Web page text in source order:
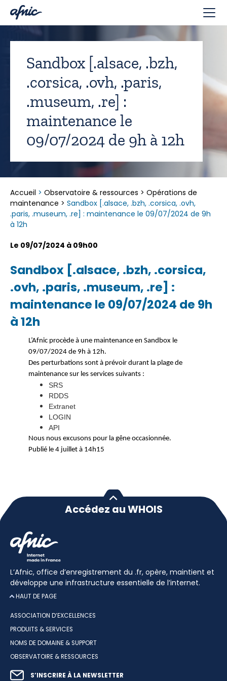
Sandbox [.alsace, .bzh,
.corsica, .ovh, .paris,
.museum, .re] :
maintenance le
09/07/2024 de 9h à 12h
Accueil > Observatoire & ressources > Opérations de
maintenance > Sandbox [.alsace, .bzh, .corsica, .ovh,
.paris, .museum, .re] : maintenance le 09/07/2024 de 9h
à 12h
Le 09/07/2024 à 09h00
Sandbox [.alsace, .bzh, .corsica,
.ovh, .paris, .museum, .re] :
maintenance le 09/07/2024 de 9h
à 12h
L’Afnic procède à une maintenance en Sandbox le
09/07/2024 de 9h à 12h.
Des perturbations sont à prévoir durant la plage de
maintenance sur les services suivants :
SRS
RDDS
Extranet
LOGIN
API
Nous nous excusons pour la gêne occasionnée.
Publié le 4 juillet à 14h15
Accédez au WHOIS
L’Afnic, office d’enregistrement du .fr, opère, maintient et
développe une infrastructure essentielle de l’internet.
HAUT DE PAGE
ASSOCIATION D’EXCELLENCES
PRODUITS & SERVICES
NOMS DE DOMAINE & SUPPORT
OBSERVATOIRE & RESSOURCES
S’INSCRIRE À LA NEWSLETTER
Panneau de gestion des cookies